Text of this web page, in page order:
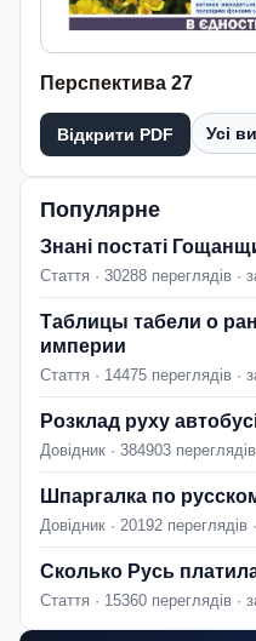
Перспектива 27
Відкрити PDF Усі
Популярне
Знані постаті
Стаття · 30288 переглядів ·
Таблицы табели о
империи
Стаття · 14475 переглядів ·
Розклад руху
Довідник · 384903
Шпаргалка по
Довідник · 20192 переглядів
Сколько Русь
Стаття · 15360 переглядів ·